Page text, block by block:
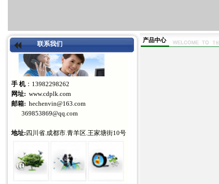
联系我们
手 机：13982298262
网址: www.cdplk.com
邮箱: hechenvin@163.com
369853869@qq.com
地址:四川省.成都市.青羊区.王家塘街10号
产品中心